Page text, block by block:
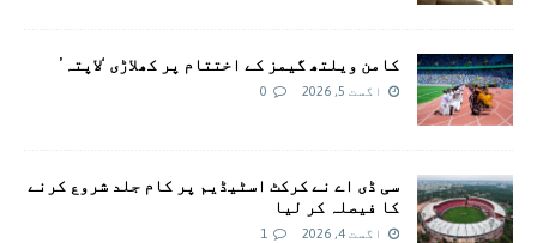
کامن ویلتھ گیمز کے اختتام پر کھلاڑی ‘لاپتہ’
اگست 5, 2026 0
سی ڈی اے نے کرکٹ اسٹیڈیم پر کام جلد شروع کرنے
کا فیصلہ کر لیا
اگست 4, 2026 1